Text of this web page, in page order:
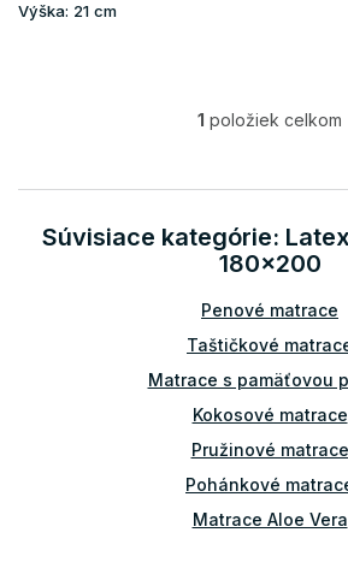
Výška: 21 cm
O
á
a
c
e
p
r
v
k
y
v
ý
p
i
1 položiek celkom
Súvisiace kategórie:
180x200
Penové matrace
Taštičkové
Matrace s pamäťovou
Kokosové matrace
Pružinové matrace
Pohánkové
Matrace Aloe Vera